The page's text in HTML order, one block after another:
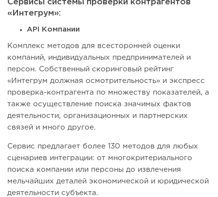
Сервисы системы проверки контрагентов
«Интегрум»:
API Компании
Комплекс методов для всесторонней оценки
компаний, индивидуальных предпринимателей и
персон. Собственный скоринговый рейтинг
«Интегрум должная осмотрительность» и экспресс
проверка-контрагента по множеству показателей, а
также осуществление поиска значимых фактов
деятельности, организационных и партнерских
связей и много другое.
Сервис предлагает более 130 методов для любых
сценариев интеграции: от многокритериального
поиска компании или персоны до извлечения
мельчайших деталей экономической и юридической
деятельности субъекта.